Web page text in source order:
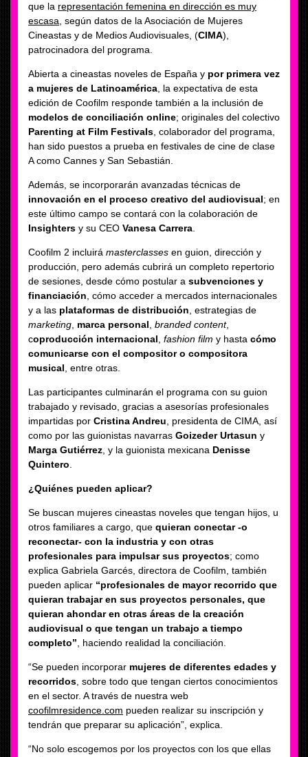
que la representación femenina en dirección es muy
escasa , según datos de la Asociación de Mujeres
Cineastas y de Medios Audiovisuales, (CIMA),
patrocinadora del programa.
Abierta a cineastas noveles de España y por primera vez
a mujeres de Latinoamérica , la expectativa de esta
edición de Coofilm responde también a la inclusión de
modelos de conciliación online; originales del colectivo
Parenting at Film Festivals , colaborador del programa,
han sido puestos a prueba en festivales de cine de clase
A como Cannes y San Sebastián.
Además, se incorporarán avanzadas técnicas de
innovación en el proceso creativo del audiovisual; en
este último campo se contará con la colaboración de
Insighters y su CEO Vanesa Carrera
Coofilm 2 incluirá masterclasses en guion, dirección y
producción, pero además cubrirá un completo repertorio
de sesiones, desde cómo postular a subvenciones y
financiación , cómo acceder a mercados internacionales
y a las plataformas de distribución , estrategias de
marketing marca personal branded content,
coproducción internacional fashion film y hasta cómo
comunicarse con el compositor o compositora
musical , entre otras.
Las participantes culminarán el programa con su guion
trabajado y revisado, gracias a asesorías profesionales
impartidas por Cristina Andreu , presidenta de CIMA, así
como por las guionistas navarras Goizeder Urtasun y
Marga Gutiérrez , y la guionista mexicana Denisse
Quintero
¿Quiénes pueden aplicar?
Se buscan mujeres cineastas noveles que tengan hijos, u
otros familiares a cargo, que quieran conectar -o
reconectar- con la industria y con otras
profesionales para impulsar sus proyectos; como
explica Gabriela Garcés, directora de Coofilm, también
pueden aplicar “profesionales de mayor recorrido que
quieran trabajar en sus proyectos personales, que
quieran ahondar en otras áreas de la creación
audiovisual o que tengan un trabajo a tiempo
completo” , haciendo realidad la conciliación.
“Se pueden incorporar mujeres de diferentes edades y
recorridos , sobre todo que tengan ciertos conocimientos
en el sector. A través de nuestra web
coofilmresidence.com pueden realizar su inscripción y
tendrán que preparar su aplicación”, explica.
“No solo escogemos por los proyectos con los que ellas